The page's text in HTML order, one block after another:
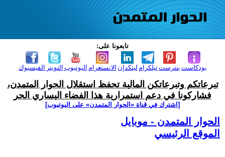
تابعونا على:
الفيسبوك التويتر اليوتيوب الانستغرام لينكدإن تيلكرامبنترست بودكاست
تبرعاتكم وتبرعاتكن المالية تحفظ استقلال الحوار المتمدن،
فشاركونا في دعم استمرارية هذا الفضاء اليساري الحر
[اشترك في قناة ‫«الحوار المتمدن» على اليوتيوب]
الحوار المتمدن - موبايل
الموقع الرئيسي